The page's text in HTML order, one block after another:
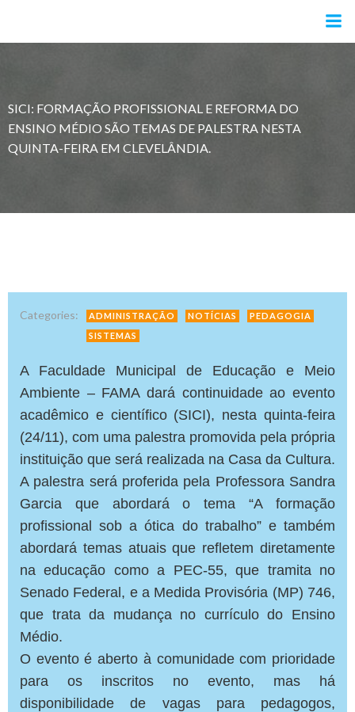
o
SICI: FORMAÇÃO PROFISSIONAL E REFORMA DO
ENSINO MÉDIO SÃO TEMAS DE PALESTRA NESTA
QUINTA-FEIRA EM CLEVELÂNDIA.
Categories: ADMINISTRAÇÃO NOTÍCIAS
PEDAGOGIA
SISTEMAS
A Faculdade Municipal de Educação e Meio
Ambiente – FAMA dará continuidade ao evento
acadêmico e científico (SICI), nesta quinta-feira
(24/11), com uma palestra promovida pela própria
instituição que será realizada na Casa da Cultura.
A palestra será proferida pela Professora Sandra
Garcia que abordará o tema “A formação
profissional sob a ótica do trabalho” e também
abordará temas atuais que refletem diretamente
na educação como a PEC-55, que tramita no
Senado Federal, e a Medida Provisória (MP) 746,
que trata da mudança no currículo do Ensino
Médio.
O evento é aberto à comunidade com prioridade
para os inscritos no evento, mas há
disponibilidade de vagas para pedagogos,